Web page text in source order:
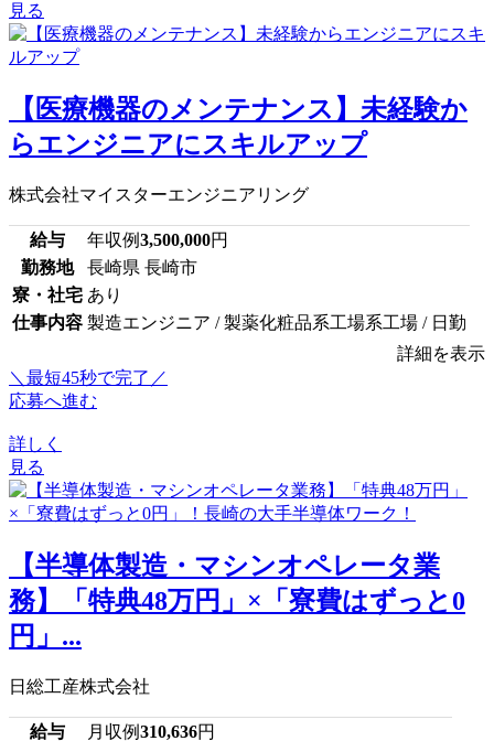
見る
【医療機器のメンテナンス】未経験か
らエンジニアにスキルアップ
株式会社マイスターエンジニアリング
給与 年収例3,500,000円
勤務地
長崎県 長崎市
寮・社宅 あり
仕事内容 製造エンジニア / 製薬化粧品系工場系工場 / 日勤
詳細を表示
＼最短45秒で完了／
応募へ進む
詳しく
見る
【半導体製造・マシンオペレータ業
務】「特典48万円」×「寮費はずっと0
円」...
日総工産株式会社
給与 月収例310,636円